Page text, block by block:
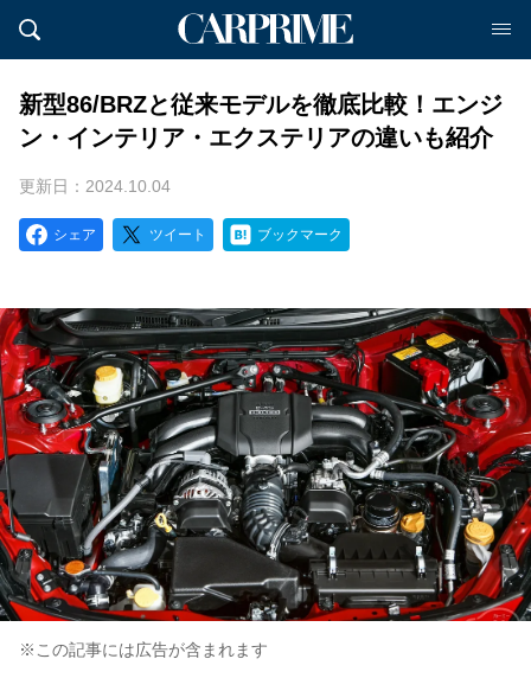
新型86/BRZと従来モデルを徹底比較！エンジ
ン・インテリア・エクステリアの違いも紹介
更新日：2024.10.04
シェア ツイート ブックマーク
※この記事には広告が含まれます